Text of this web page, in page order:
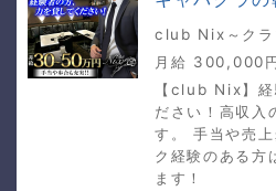
club Nix～クラ
月給 300,000
【club Nix】経
ださい！高収入
す。 手当や売
ク経験のある方
ます！